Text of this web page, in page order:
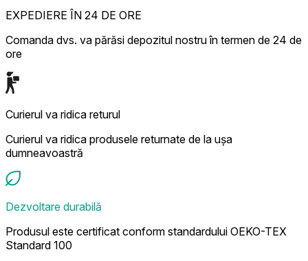
EXPEDIERE ÎN 24 DE ORE
Comanda dvs. va părăsi depozitul nostru în termen de 24 de
ore
Curierul va ridica returul
Curierul va ridica produsele returnate de la ușa
dumneavoastră
Dezvoltare durabilă
Produsul este certificat conform standardului OEKO-TEX
Standard 100